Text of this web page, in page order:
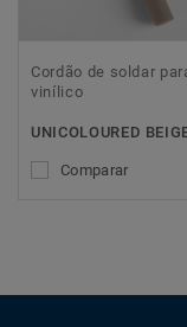
Cordão de soldar
vinílico
UNICOLOURED
Comparar